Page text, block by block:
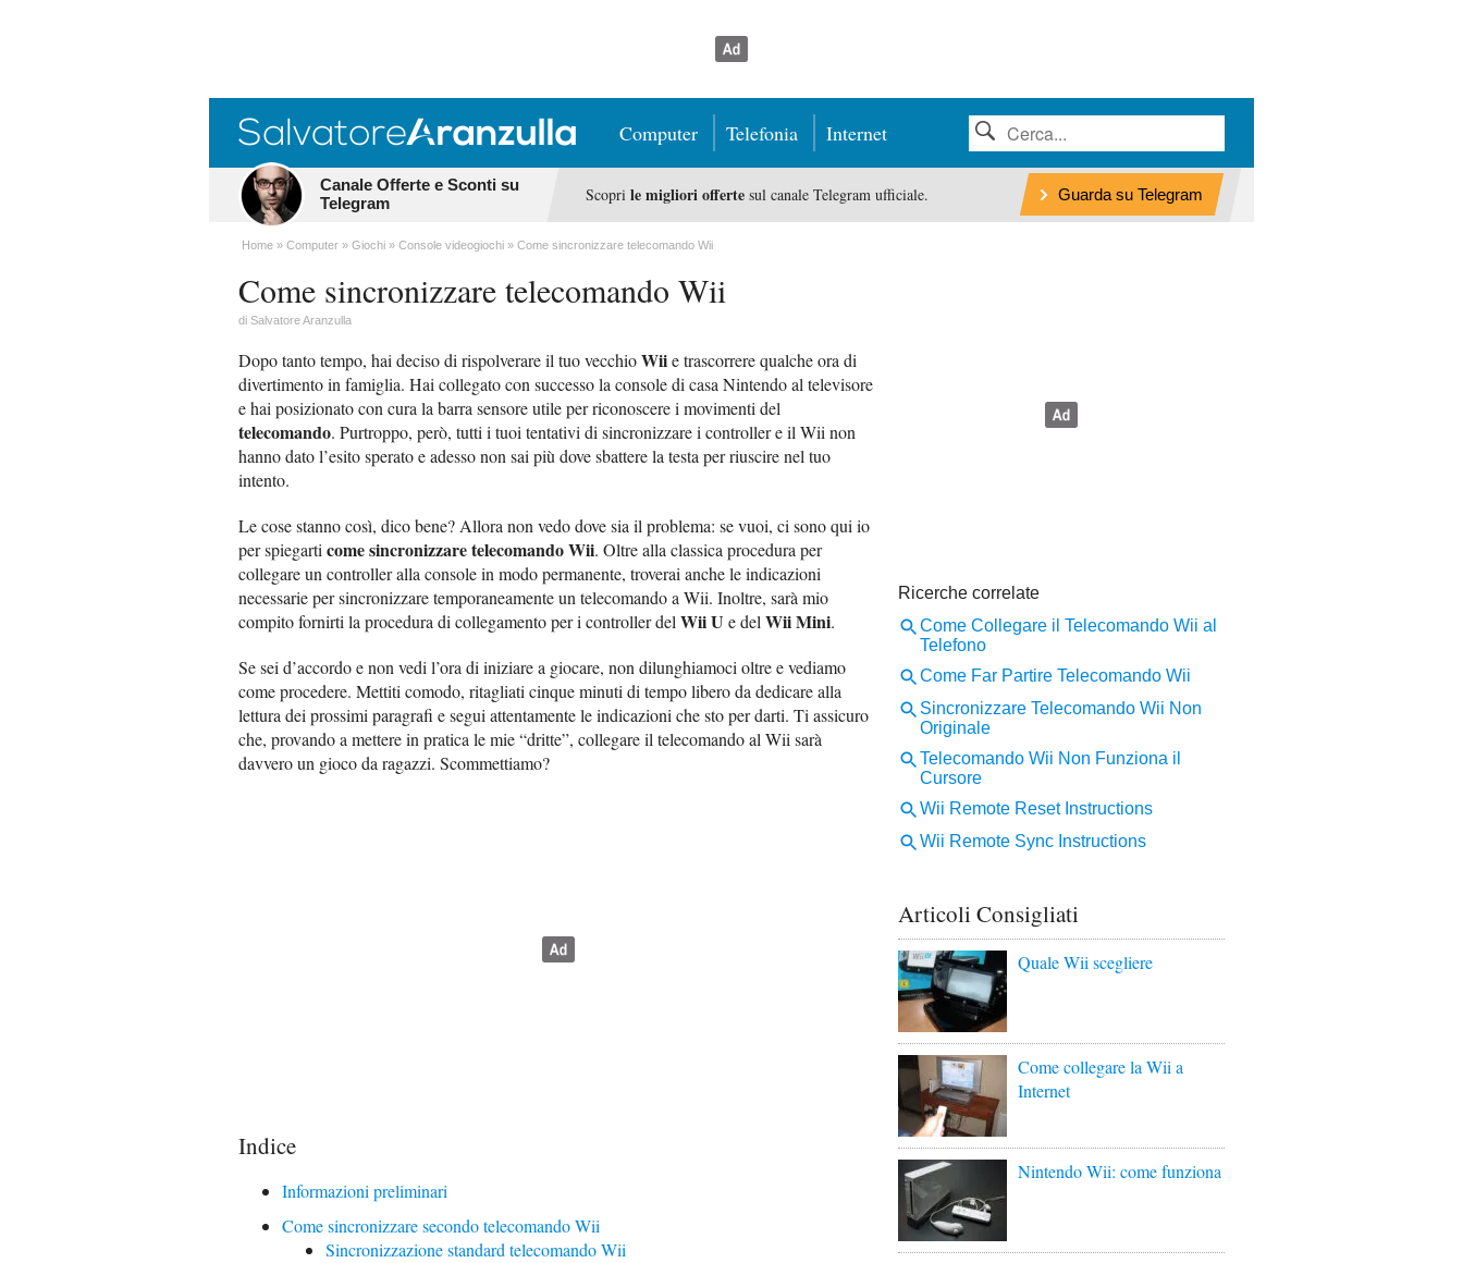
Computer Telefonia Internet
Canale Offerte e Sconti su
Telegram
Scopri le migliori offertesul canale Telegram ufficiale. Guarda su Telegram
Home Computer Giochi Console videogiochi Come sincronizzare telecomando Wii
Come sincronizzare telecomando Wii
di Salvatore Aranzulla
Dopo tanto tempo, hai deciso di rispolverare il tuo vecchioWiie trascorrere qualche ora di
divertimento in famiglia. Hai collegato con successo la console di casa Nintendo al televisore
e hai posizionato con cura la barra sensore utile per riconoscere i movimenti del
telecomando. Purtroppo, però, tutti i tuoi tentativi di sincronizzare i controller e il Wii non
hanno dato l’esito sperato e adesso non sai più dove sbattere la testa per riuscire nel tuo
intento.
Le cose stanno così, dico bene? Allora non vedo dove sia il problema: se vuoi, ci sono qui io
per spiegarti come sincronizzare telecomando Wii. Oltre alla classica procedura per
collegare un controller alla console in modo permanente, troverai anche le indicazioni
necessarie per sincronizzare temporaneamente un telecomando a Wii. Inoltre, sarà mio
compito fornirti la procedura di collegamento per i controller del Wii U e del Wii Mini.
Se sei d’accordo e non vedi l’ora di iniziare a giocare, non dilunghiamoci oltre e vediamo
come procedere. Mettiti comodo, ritagliati cinque minuti di tempo libero da dedicare alla
lettura dei prossimi paragrafi e segui attentamente le indicazioni che sto per darti. Ti assicuro
che, provando a mettere in pratica le mie “dritte”, collegare il telecomando al Wii sarà
davvero un gioco da ragazzi. Scommettiamo?
Indice
Informazioni preliminari
Come sincronizzare secondo telecomando Wii
Sincronizzazione standard telecomando Wii
Articoli Consigliati
Quale Wii scegliere
Come collegare la Wii a
Internet
Nintendo Wii: come funziona